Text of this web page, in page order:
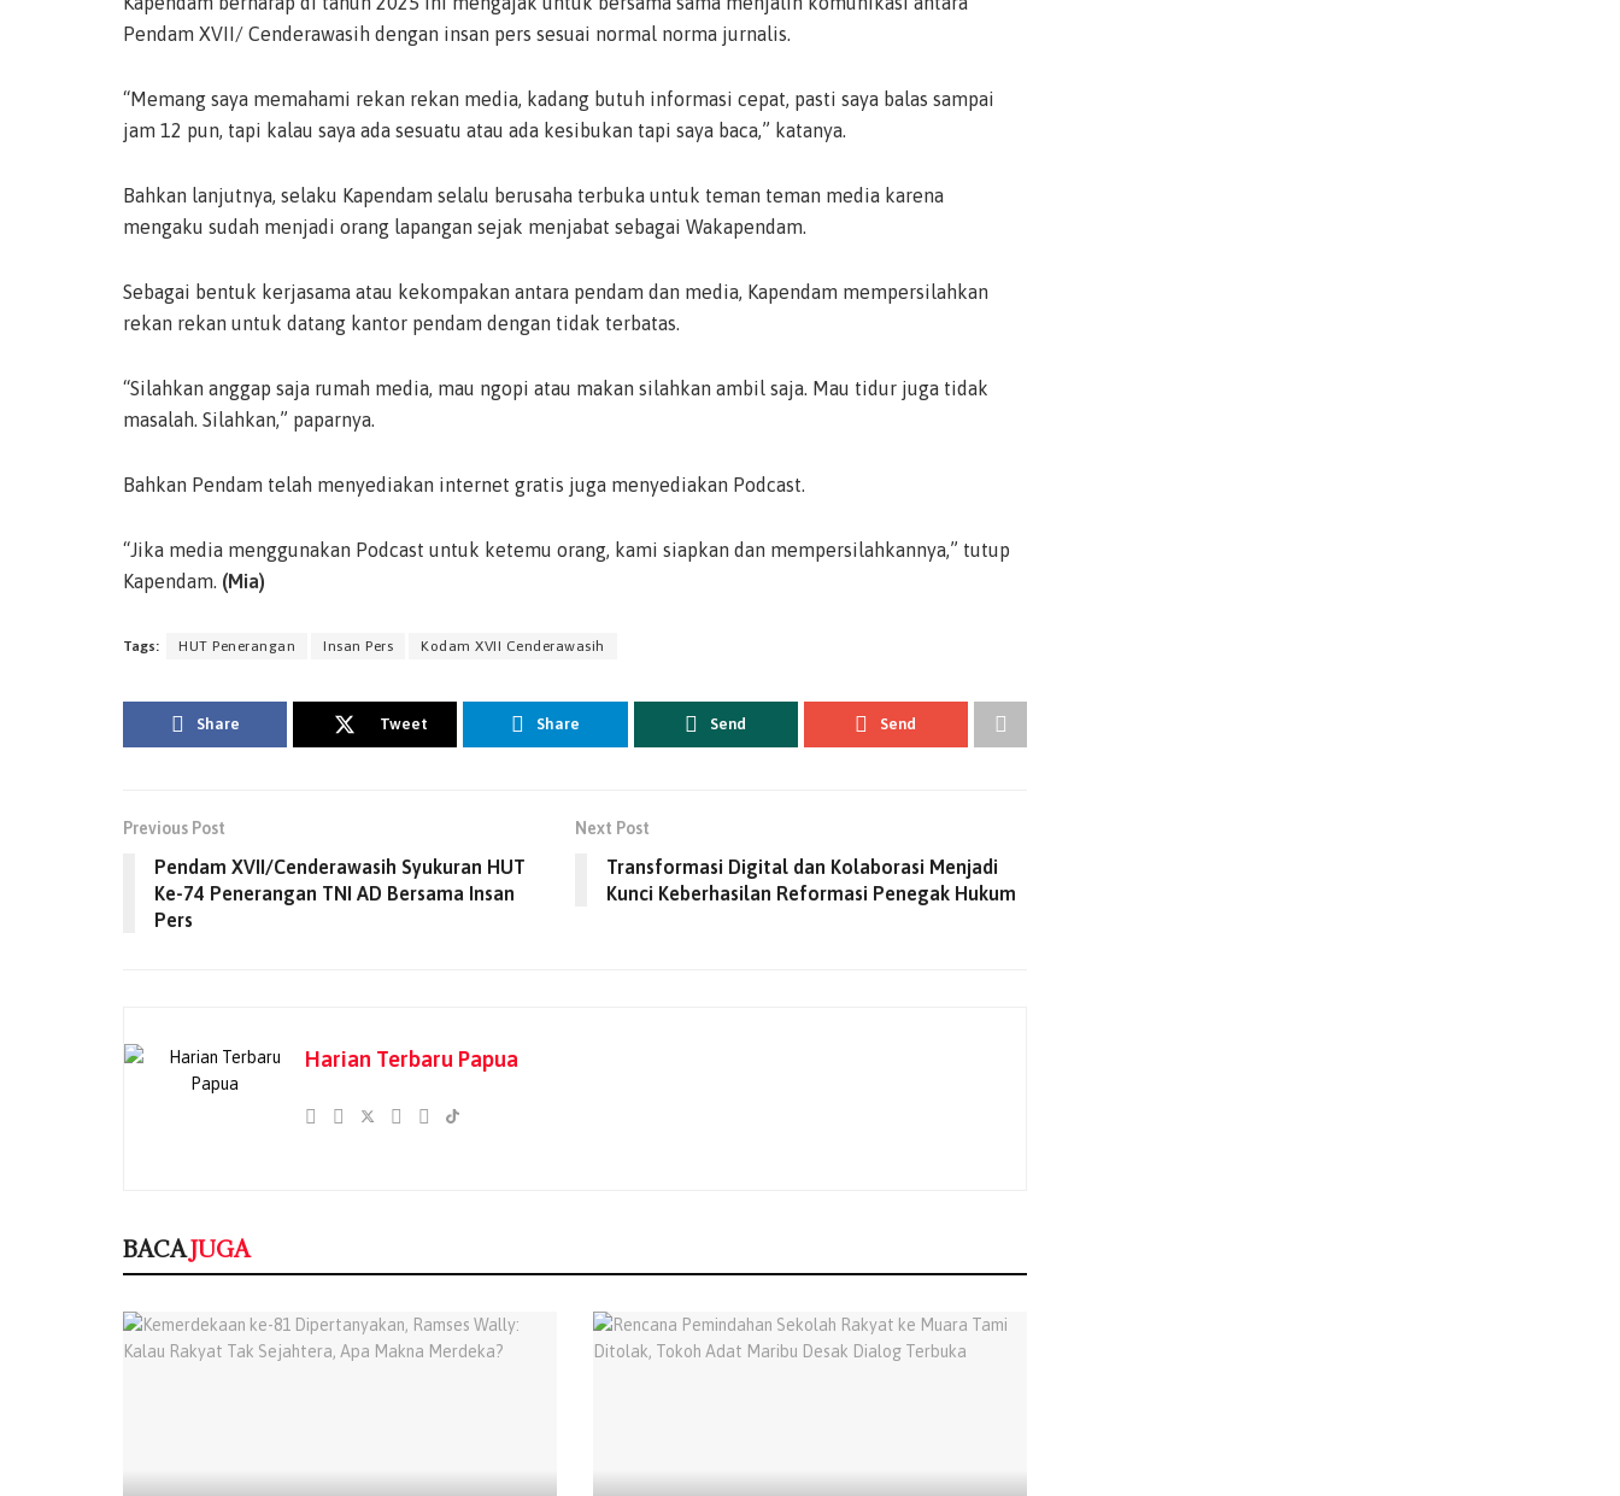
Pendam XVII/ Cenderawasih dengan insan pers sesuai normal norma jurnalis.
“Memang saya memahami rekan rekan media, kadang butuh informasi cepat, pasti saya balas sampai
jam 12 pun, tapi kalau saya ada sesuatu atau ada kesibukan tapi saya baca,” katanya.
Bahkan lanjutnya, selaku Kapendam selalu berusaha terbuka untuk teman teman media karena
mengaku sudah menjadi orang lapangan sejak menjabat sebagai Wakapendam.
Sebagai bentuk kerjasama atau kekompakan antara pendam dan media, Kapendam mempersilahkan
rekan rekan untuk datang kantor pendam dengan tidak terbatas.
“Silahkan anggap saja rumah media, mau ngopi atau makan silahkan ambil saja. Mau tidur juga tidak
masalah. Silahkan,” paparnya.
Bahkan Pendam telah menyediakan internet gratis juga menyediakan Podcast.
“Jika media menggunakan Podcast untuk ketemu orang, kami siapkan dan mempersilahkannya,” tutup
Kapendam. (Mia)
Tags: HUT Penerangan Insan Pers Kodam XVII Cenderawasih
Share Tweet Share Send Send
Previous Post
Pendam XVII/Cenderawasih Syukuran HUT
Ke-74 Penerangan TNI AD Bersama Insan
Pers
Next Post
Transformasi Digital dan Kolaborasi Menjadi
Kunci Keberhasilan Reformasi Penegak Hukum
Harian Terbaru Papua
BACAJUGA